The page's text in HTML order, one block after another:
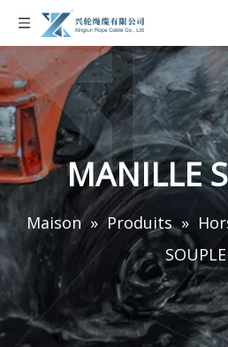
MANILLE
Maison » Produits »
SOUPLE